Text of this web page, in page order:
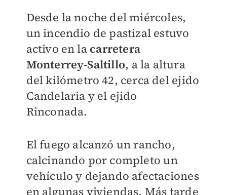
Desde la noche del miércoles,
un incendio de pastizal estuvo
activo en lacarretera
Monterrey-Saltillo, a la altura
del kilómetro 42, cerca del ejido
Candelaria y el ejido
Rinconada.
El fuego alcanzó un rancho,
calcinando por completo un
vehículo y dejando afectaciones
en algunas viviendas. Más tarde